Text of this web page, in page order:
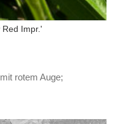
Impr.'
rotem Auge;